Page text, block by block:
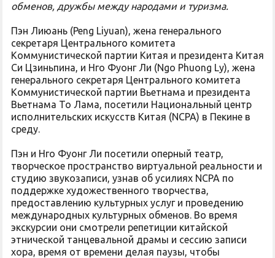
обменов, дружбы между народами и туризма.
Пэн Лиюань (Peng Liyuan), жена генерального
секретаря Центрального комитета
Коммунистической партии Китая и президента Китая
Си Цзиньпина, и Нго Фуонг Ли (Ngo Phuong Ly), жена
генерального секретаря Центрального комитета
Коммунистической партии Вьетнама и президента
Вьетнама То Лама, посетили Национальный центр
исполнительских искусств Китая (NCPA) в Пекине в
среду.
Пэн и Нго Фуонг Ли посетили оперный театр,
творческое пространство виртуальной реальности и
студию звукозаписи, узнав об усилиях NCPA по
поддержке художественного творчества,
предоставлению культурных услуг и проведению
международных культурных обменов. Во время
экскурсии они смотрели репетиции китайской
этнической танцевальной драмы и сессию записи
хора, время от времени делая паузы, чтобы